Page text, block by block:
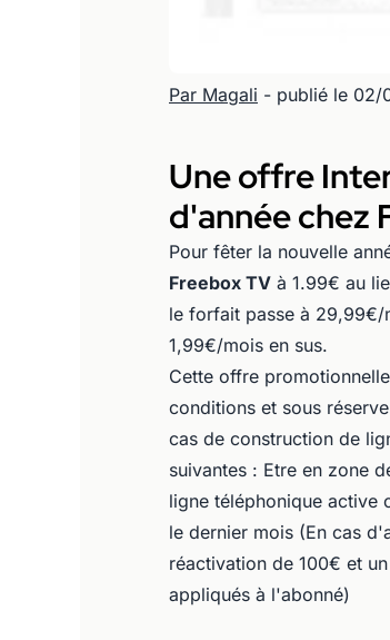
Par Magali - publié le 02/
Une offre
d'année chez
Pour fêter la nouvelle
Freebox TV à 1.99€ au
le forfait passe à 29,99€/
1,99€/mois en sus.
Cette offre
conditions et sous
cas de construction de
suivantes : Etre en zone
ligne téléphonique active
le dernier mois (En cas
réactivation de 100€ et
appliqués à l'abonné)